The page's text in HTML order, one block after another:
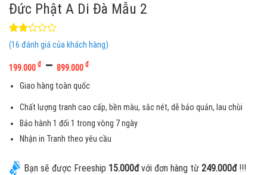
Đức Phật A Di Đà Mẫu 2
2.07
trên
dựa
15
đánh
(16 đánh giá của khách hàng)
199.000 ₫ – 899.000 ₫
Giao hàng toàn quốc
Chất lượng tranh cao cấp, bền màu, sắc nét, dễ bảo quản, lau chùi
Bảo hành 1 đổi 1 trong vòng 7 ngày
Nhận in Tranh theo yêu cầu
Bạn sẽ được Freeship 15.000đvới đơn hàng từ 249.000đ!!!